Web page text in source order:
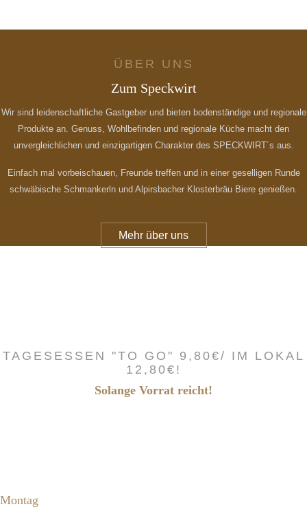
ÜBER UNS
Zum Speckwirt
Wir sind leidenschaftliche Gastgeber und bieten bodenständige und regionale
Produkte an. Genuss, Wohlbefinden und regionale Küche macht den
unvergleichlichen und einzigartigen Charakter des SPECKWIRT´s aus.
Einfach mal vorbeischauen, Freunde treffen und in einer geselligen Runde
schwäbische Schmankerln und Alpirsbacher Klosterbräu Biere genießen.
Mehr über uns
TAGESESSEN "TO GO" 9,80€/ IM LOKAL
12,80€!
Solange Vorrat reicht!
Montag